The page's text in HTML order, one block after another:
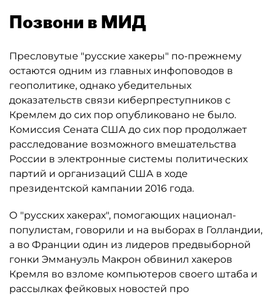
Позвони в МИД
Пресловутые "русские хакеры" по-прежнему
остаются одним из главных инфоповодов в
геополитике, однако убедительных
доказательств связи киберпреступников с
Кремлем до сих пор опубликовано не было.
Комиссия Сената США до сих пор продолжает
расследование возможного вмешательства
России в электронные системы политических
партий и организаций США в ходе
президентской кампании 2016 года.
О "русских хакерах", помогающих национал-
популистам, говорили и на выборах в Голландии,
а во Франции один из лидеров предвыборной
гонки Эммануэль Макрон обвинил хакеров
Кремля во взломе компьютеров своего штаба и
рассылках фейковых новостей про